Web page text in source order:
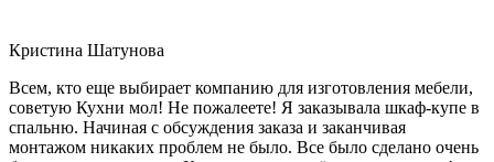
Кристина Шатунова
Всем, кто еще выбирает компанию для изготовления мебели,
советую Кухни мол! Не пожалеете! Я заказывала шкаф-купе в
спальню. Начиная с обсуждения заказа и заканчивая
монтажом никаких проблем не было. Все было сделано очень